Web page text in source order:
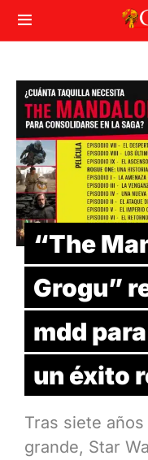
“The
Grogu”
mdd
un éxito
Tras siete
grande, Star